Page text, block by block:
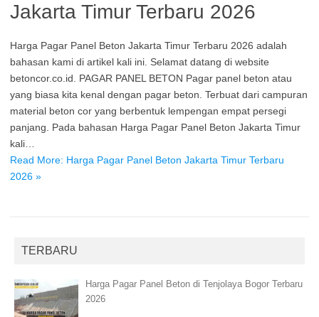
Jakarta Timur Terbaru 2026
Harga Pagar Panel Beton Jakarta Timur Terbaru 2026 adalah
bahasan kami di artikel kali ini. Selamat datang di website
betoncor.co.id. PAGAR PANEL BETON Pagar panel beton atau
yang biasa kita kenal dengan pagar beton. Terbuat dari campuran
material beton cor yang berbentuk lempengan empat persegi
panjang. Pada bahasan Harga Pagar Panel Beton Jakarta Timur
kali…
Read More: Harga Pagar Panel Beton Jakarta Timur Terbaru
2026 »
TERBARU
Harga Pagar Panel Beton di Tenjolaya Bogor Terbaru
2026